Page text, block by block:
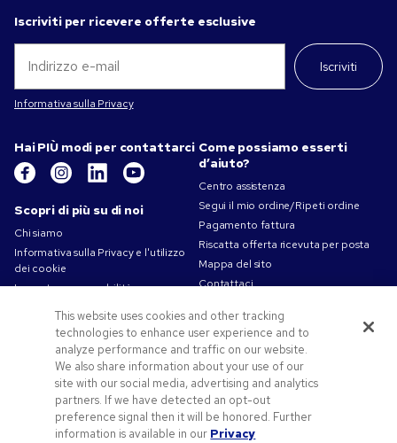
Iscriviti per ricevere offerte esclusive
Iscriviti
Informativa sulla Privacy
Hai PIÙ modi per contattarci
Scopri di più su di noi
Chi siamo
Informativa sulla Privacy e l'utilizzo
dei cookie
La nostra responsabilità
Termini d'uso
Condizioni di vendita
Lavorare in Pens.com
Offerte e risorse
Gadget personalizzati
Codici promozionali e coupon
Spunti Grafici Personalizzazione
Come possiamo esserti
d’aiuto?
Centro assistenza
Segui il mio ordine/Ripeti ordine
Pagamento fattura
Riscatta offerta ricevuta per posta
Mappa del sito
Contattaci
This website uses cookies and other tracking
technologies to enhance user experience and to
analyze performance and traffic on our website.
We also share information about your use of our
site with our social media, advertising and analytics
partners. If we have detected an opt-out
preference signal then it will be honored. Further
information is available in our Privacy